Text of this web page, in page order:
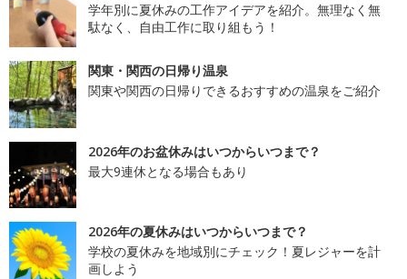
学年別に夏休みの工作アイデアを紹介。無理なく無
駄なく、自由工作に取り組もう！
関東・関西の日帰り温泉
関東や関西の日帰りできるおすすめの温泉をご紹介
2026年のお盆休みはいつからいつまで？
最大9連休となる場合もあり
2026年の夏休みはいつからいつまで？
学校の夏休みを地域別にチェック！夏レジャーを計
画しよう